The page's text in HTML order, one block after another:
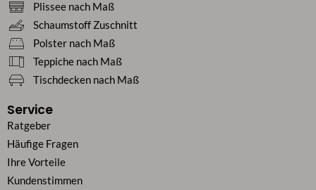
Plissee nach Maß
Schaumstoff Zuschnitt
Polster nach Maß
Teppiche nach Maß
Tischdecken nach Maß
Service
Ratgeber
Häufige Fragen
Ihre Vorteile
Kundenstimmen